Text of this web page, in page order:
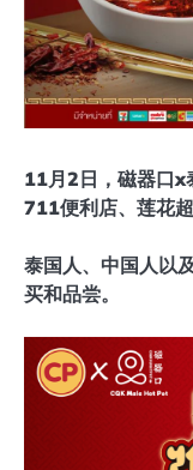
11月2日，磁器口x
711便利店、莲花超
泰国人、中国人以
买和品尝。